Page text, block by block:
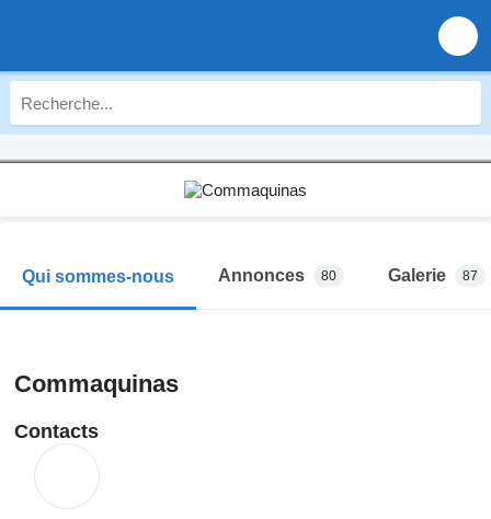
Qui sommes-nous Annonces 80 Galerie 87
Commaquinas
Contacts